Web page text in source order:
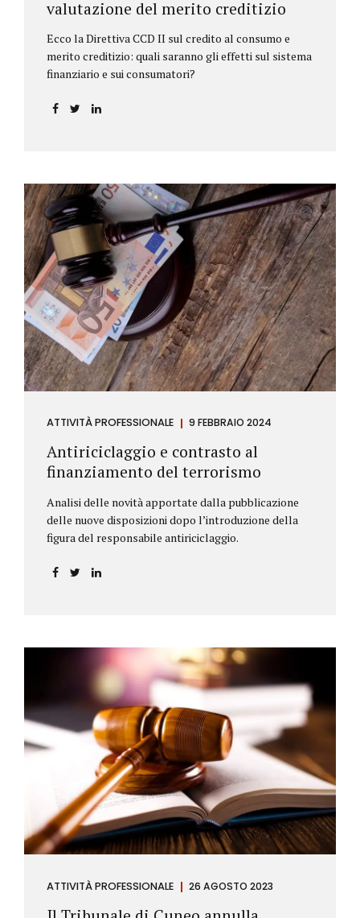
valutazione del merito creditizio
Ecco la Direttiva CCD II sul credito al consumo e
merito creditizio: quali saranno gli effetti sul sistema
finanziario e sui consumatori?
ATTIVITÀ PROFESSIONALE 9 FEBBRAIO 2024
Antiriciclaggio e contrasto al
finanziamento del terrorismo
Analisi delle novità apportate dalla pubblicazione
delle nuove disposizioni dopo l’introduzione della
figura del responsabile antiriciclaggio.
ATTIVITÀ PROFESSIONALE 26 AGOSTO 2023